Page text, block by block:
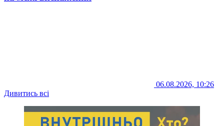
06.08.2026, 10:26
Дивитись всі